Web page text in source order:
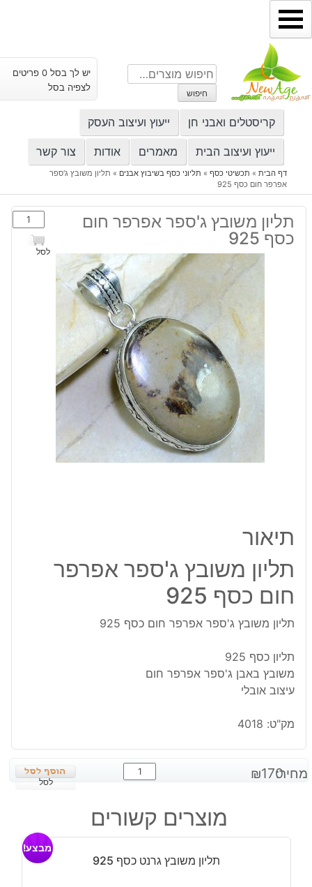
דילוג
לתוכן
חיפוש
עבור:
חיפוש
יש לך בסל 0 פריטים
לצפיה בסל
קריסטלים ואבני חן ייעוץ ועיצוב העסק
ייעוץ ועיצוב הבית מאמרים אודות צור קשר
דף הבית» תכשיטי כסף» תליוני כסף בשיבוץ אבנים » תליון משובץ ג'ספר
אפרפר חום כסף 925
תליון משובץ ג'ספר אפרפר חום
כסף 925
כמות
של
תליון
לסל
תיאור
תליון משובץ ג'ספר אפרפר
חום כסף 925
תליון משובץ ג'ספר אפרפר חום כסף 925
תליון כסף 925
משובץ באבן ג'ספר אפרפר חום
עיצוב אובלי
מק"ט: 4018
מחיר: ₪170
כמות
של
משובץ
ג'ספר
חום
לסל
מוצרים קשורים
תליון משובץ גרנט כסף 925
מבצע!